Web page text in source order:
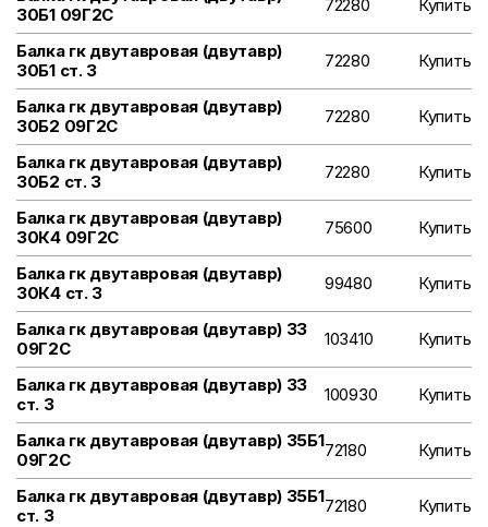
30Б1 09Г2С
72280 Купить
Балка гк двутавровая (двутавр)
30Б1 ст. 3
72280 Купить
Балка гк двутавровая (двутавр)
30Б2 09Г2С
72280 Купить
Балка гк двутавровая (двутавр)
30Б2 ст. 3
72280 Купить
Балка гк двутавровая (двутавр)
30К4 09Г2С
75600 Купить
Балка гк двутавровая (двутавр)
30К4 ст. 3
99480 Купить
Балка гк двутавровая (двутавр) 33
09Г2С
103410 Купить
Балка гк двутавровая (двутавр) 33
ст. 3
100930 Купить
Балка гк двутавровая (двутавр) 35Б1
09Г2С
72180 Купить
Балка гк двутавровая (двутавр) 35Б1
ст. 3
72180 Купить